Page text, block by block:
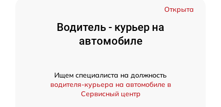
Открыта
Водитель - курьер на
автомобиле
Ищем специалиста на должность
водителя-курьера на автомобиле в
Сервисный центр